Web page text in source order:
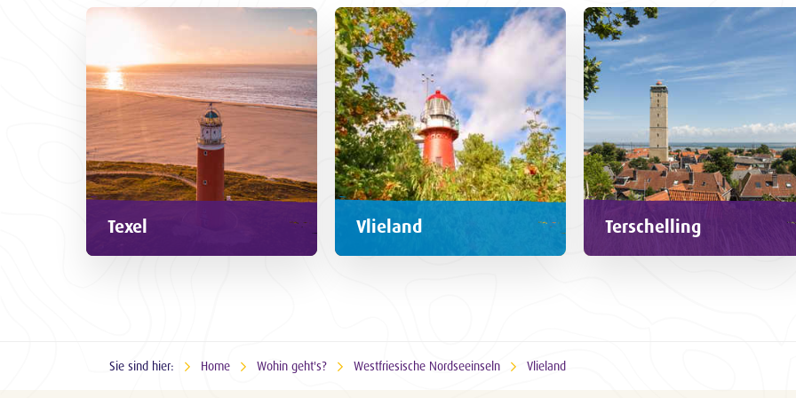
Texel Vlieland Terschelling
Sie sind hier: Home Wohin geht's? Westfriesische Nordseeinseln Vlieland